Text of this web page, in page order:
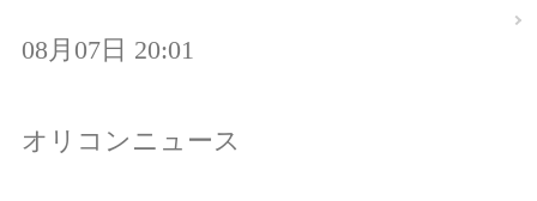
08月07日 20:01
オリコンニュース